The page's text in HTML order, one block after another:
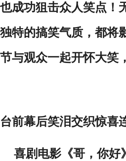
也成功狙击众人笑点！
独特的搞笑气质，都将
节与观众一起开怀大笑
台前幕后笑泪交织惊喜
喜剧电影 《哥，你好》